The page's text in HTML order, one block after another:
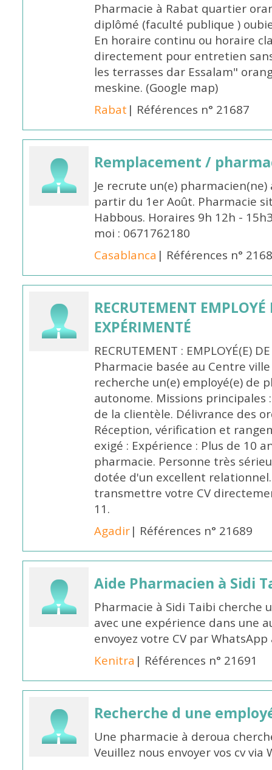
Pharmacie à Rabat quartier
diplômé (faculté publique )
En horaire continu ou horaire
directement pour entretien
les terrasses dar Essalam"
meskine. (Google map)
Rabat | Références n° 21687
Remplacement /
Je recrute un(e)
partir du 1er Août. Pharmacie
Habbous. Horaires 9h 12h -
moi : 0671762180
Casablanca | Références n°
RECRUTEMENT
EXPÉRIMENTÉ
RECRUTEMENT : EMPLOYÉ(E)
Pharmacie basée au Centre ville
recherche un(e) employé(e) de
autonome. Missions principales
de la clientèle. Délivrance des
Réception, vérification et
exigé : Expérience : Plus de 10
pharmacie. Personne très
dotée d'un excellent
transmettre votre CV
11.
Agadir| Références n° 21689
Aide Pharmacien à Sidi
Pharmacie à Sidi Taibi cherche
avec une expérience dans une
envoyez votre CV par
Kenitra | Références n° 21691
Recherche d une
Une pharmacie à deroua
Veuillez nous envoyer vos cv via